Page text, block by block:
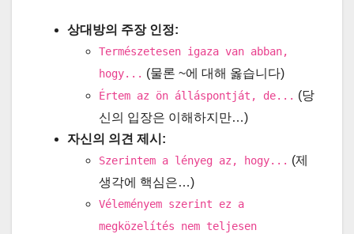
상대방의 주장 인정:
Természetesen igaza van abban,
hogy... (물론 ~에 대해 옳습니다)
Értem az ön álláspontját, de... (당
신의 입장은 이해하지만…)
자신의 의견 제시:
Szerintem a lényeg az, hogy... (제
생각에 핵심은…)
Véleményem szerint ez a
megközelítés nem teljesen